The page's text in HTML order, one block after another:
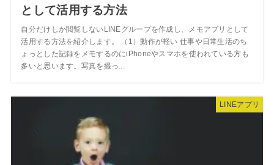
として活用する方法
自分だけしか閲覧しないLINEグループを作成し、メモアプリとして
活用する方法を紹介します。 （1）動作が軽い 仕事や日常生活のち
ょっとした記録をメモするのにiPhoneやスマホを使われている方も
多いと思います。写真を撮っ...
LINEアプリ